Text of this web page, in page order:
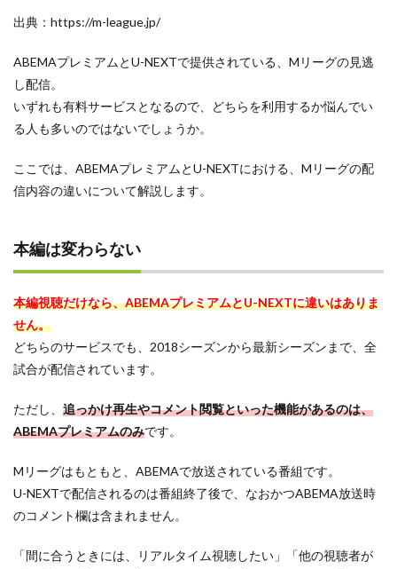
出典：https://m-league.jp/
ABEMAプレミアムとU-NEXTで提供されている、Mリーグの見逃
し配信。
いずれも有料サービスとなるので、どちらを利用するか悩んでい
る人も多いのではないでしょうか。
ここでは、ABEMAプレミアムとU-NEXTにおける、Mリーグの配
信内容の違いについて解説します。
本編は変わらない
本編視聴だけなら、ABEMAプレミアムとU-NEXTに違いはありま
せん。
どちらのサービスでも、2018シーズンから最新シーズンまで、全
試合が配信されています。
ただし、 追っかけ再生やコメント閲覧といった機能があるのは、
ABEMAプレミアムのみです。
Mリーグはもともと、ABEMAで放送されている番組です。
U-NEXTで配信されるのは番組終了後で、なおかつABEMA放送時
のコメント欄は含まれません。
「間に合うときには、リアルタイム視聴したい」「他の視聴者が